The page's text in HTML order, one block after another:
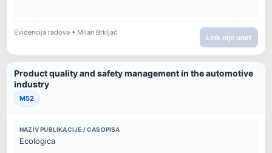
Evidencija radova • Milan Brkljač
Link nije unet
Product quality and safety management in the automotive
industry
M52
NAZIV PUBLIKACIJE / CASOPISA
Ecologica